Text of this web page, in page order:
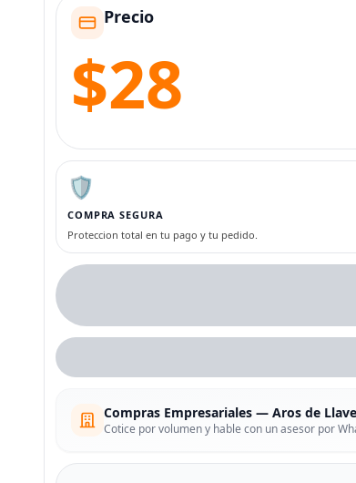
Precio
$28
🛡️
COMPRA SEGURA
Proteccion total en tu pago y tu pedido.
Compras Empresariales — Aros de
Cotice por volumen y hable con un asesor por